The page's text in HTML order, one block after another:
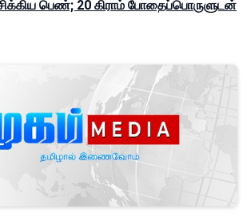
பெண்; 20 கிராம் போதைப்பொருளுடன்